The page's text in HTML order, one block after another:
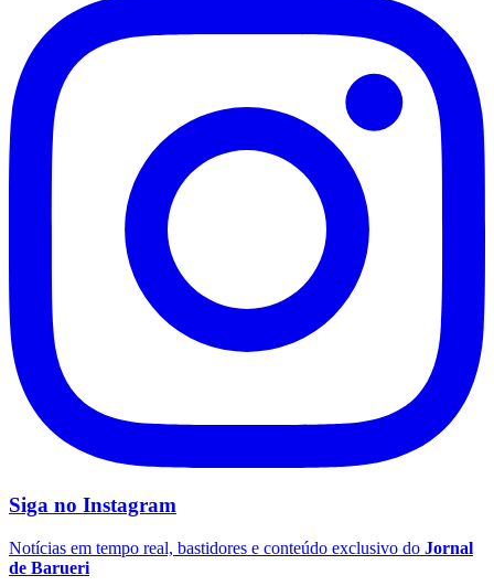
Palmeiras
Siga no Instagram
Notícias em tempo real, bastidores e conteúdo exclusivo do Jornal
de Barueri